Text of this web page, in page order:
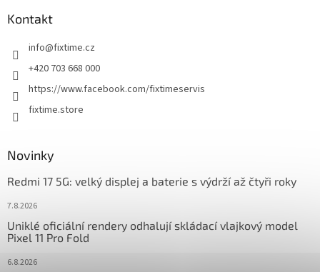
Kontakt
info@fixtime.cz
+420 703 668 000
https://www.facebook.com/fixtimeservis
fixtime.store
Novinky
Redmi 17 5G: velký displej a baterie s výdrží až čtyři roky
7.8.2026
Uniklé oficiální rendery odhalují skládací vlajkový model
Pixel 11 Pro Fold
6.8.2026